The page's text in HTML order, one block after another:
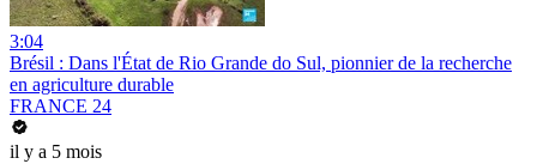
3:04
Brésil : Dans l'État de Rio Grande do Sul, pionnier de la recherche
en agriculture durable
FRANCE 24
il y a 5 mois